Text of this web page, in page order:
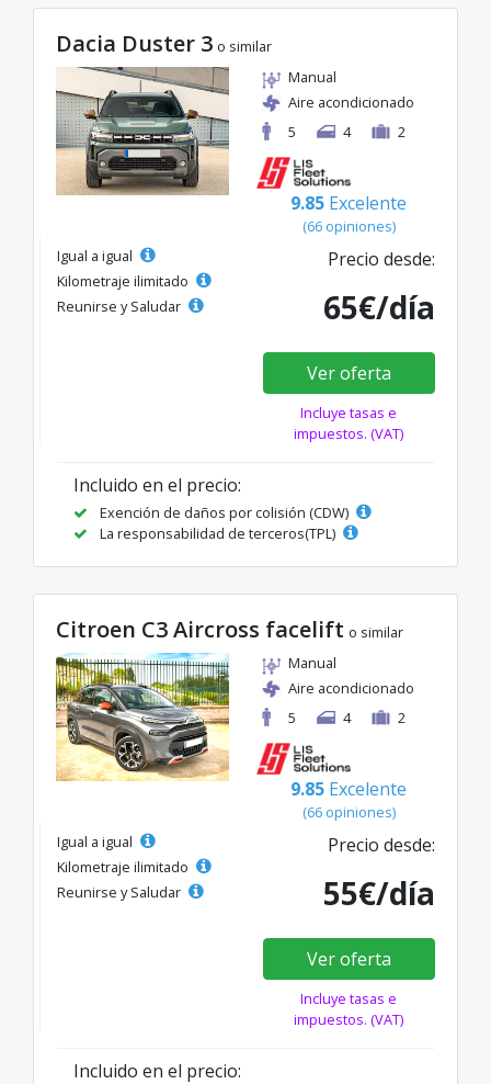
Dacia Duster 3 o similar
Manual
Aire acondicionado
5
4 2
9.85 Excelente
(66 opiniones)
Igual a igual
Kilometraje ilimitado
Reunirse y Saludar
Precio desde:
65€/día
Ver oferta
Incluye tasas e
impuestos. (VAT)
Incluido en el precio:
Exención de daños por colisión (CDW)
La responsabilidad de terceros(TPL)
Citroen C3 Aircross facelift o similar
Manual
Aire acondicionado
5
4 2
9.85 Excelente
(66 opiniones)
Igual a igual
Kilometraje ilimitado
Reunirse y Saludar
Precio desde:
55€/día
Ver oferta
Incluye tasas e
impuestos. (VAT)
Incluido en el precio: